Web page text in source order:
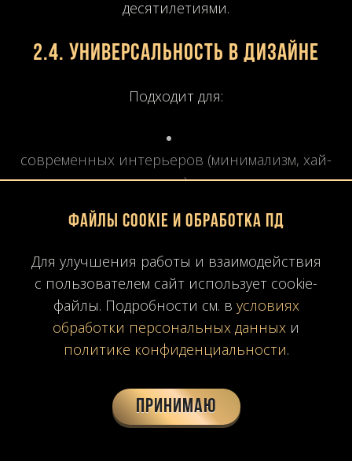
десятилетиями.
2.4. Универсальность в дизайне
Подходит для:
современных интерьеров (минимализм, хай-
тек),
авторских проектов.
3. Технические и
эксплуатационные
особенности
Файлы Cookie и обработка ПД
Для улучшения работы и взаимодействия
с пользователем сайт использует cookie-
файлы. Подробности см. в условиях
обработки персональных данных и
политике конфиденциальности.
Принимаю